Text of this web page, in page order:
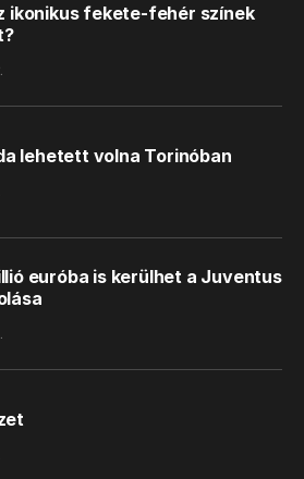
ikonikus fekete-fehér színek
lehetett volna Torinóban
euróba is kerülhet a Juventus